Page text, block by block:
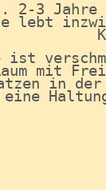
2-3 Jahre
lebt
mit
in